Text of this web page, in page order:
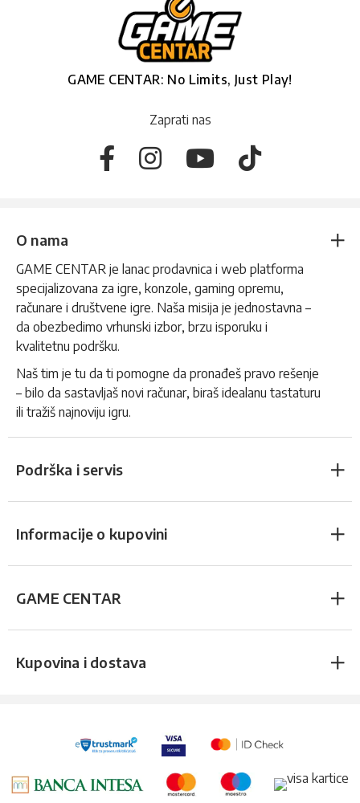
GAME CENTAR: No Limits, Just Play!
Zaprati nas
O nama
GAME CENTAR je lanac prodavnica i web platforma
specijalizovana za igre, konzole, gaming opremu,
računare i društvene igre. Naša misija je jednostavna –
da obezbedimo vrhunski izbor, brzu isporuku i
kvalitetnu podršku.
Naš tim je tu da ti pomogne da pronađeš pravo rešenje
– bilo da sastavljaš novi računar, biraš idealanu tastaturu
ili tražiš najnoviju igru.
Podrška i servis
Informacije o kupovini
GAME CENTAR
Kupovina i dostava